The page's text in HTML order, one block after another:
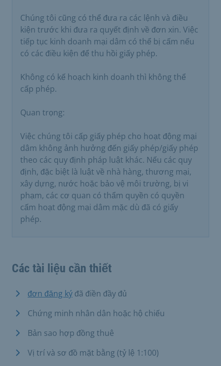
Chúng tôi cũng có thể đưa ra các lệnh và điều
kiện trước khi đưa ra quyết định về đơn xin. Việc
tiếp tục kinh doanh mại dâm có thể bị cấm nếu
có các điều kiện để thu hồi giấy phép.
Không có kế hoạch kinh doanh thì không thể
cấp phép.
Quan trọng:
Việc chúng tôi cấp giấy phép cho hoạt động mại
dâm không ảnh hưởng đến giấy phép/giấy phép
theo các quy định pháp luật khác. Nếu các quy
định, đặc biệt là luật về nhà hàng, thương mại,
xây dựng, nước hoặc bảo vệ môi trường, bị vi
phạm, các cơ quan có thẩm quyền có quyền
cấm hoạt động mại dâm mặc dù đã có giấy
phép.
Các tài liệu cần thiết
đơn đăng ký đã điền đầy đủ
Chứng minh nhân dân hoặc hộ chiếu
Bản sao hợp đồng thuê
Vị trí và sơ đồ mặt bằng (tỷ lệ 1:100)